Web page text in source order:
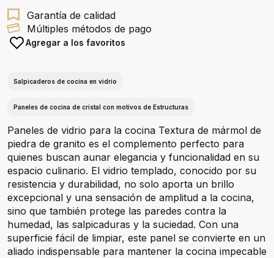
Garantía de calidad
Múltiples métodos de pago
Agregar a los favoritos
Salpicaderos de cocina en vidrio
Paneles de cocina de cristal con motivos de Estructuras
Paneles de vidrio para la cocina Textura de mármol de
piedra de granito es el complemento perfecto para
quienes buscan aunar elegancia y funcionalidad en su
espacio culinario. El vidrio templado, conocido por su
resistencia y durabilidad, no solo aporta un brillo
excepcional y una sensación de amplitud a la cocina,
sino que también protege las paredes contra la
humedad, las salpicaduras y la suciedad. Con una
superficie fácil de limpiar, este panel se convierte en un
aliado indispensable para mantener la cocina impecable